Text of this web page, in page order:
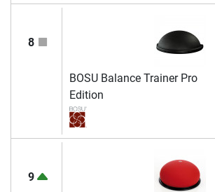
8
BOSU Balance Trainer Pro
Edition
9